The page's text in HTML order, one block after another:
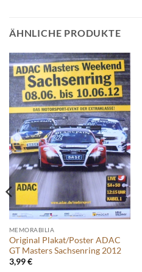
ÄHNLICHE PRODUKTE
MEMORABILIA
Original Plakat/Poster ADAC
GT Masters Sachsenring 2012
3,99€